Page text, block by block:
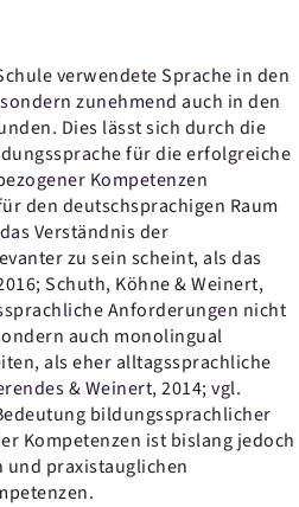
verwendete Sprache in den
zunehmend auch in den
Dies lässt sich durch die
für die erfolgreiche
Kompetenzen
den deutschsprachigen Raum
Verständnis der
zu sein scheint, als das
Schuth, Köhne & Weinert,
Anforderungen nicht
auch monolingual
als eher alltagssprachliche
& Weinert, 2014; vgl.
bildungssprachlicher
Kompetenzen ist bislang jedoch
und praxistauglichen